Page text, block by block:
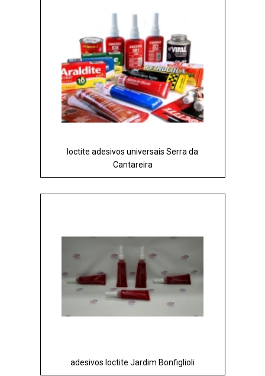
loctite adesivos universais Serra da
Cantareira
adesivos loctite Jardim Bonfiglioli